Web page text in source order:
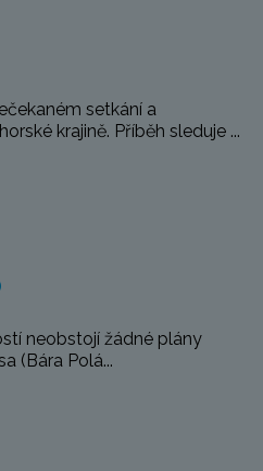
setkání a
krajině. Příběh sleduje ...
neobstojí žádné plány
(Bára Polá...